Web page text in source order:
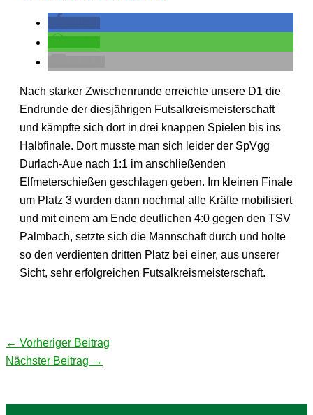
Nach starker Zwischenrunde erreichte unsere D1 die
Endrunde der diesjährigen Futsalkreismeisterschaft
und kämpfte sich dort in drei knappen Spielen bis ins
Halbfinale. Dort musste man sich leider der SpVgg
Durlach-Aue nach 1:1 im anschließenden
Elfmeterschießen geschlagen geben. Im kleinen Finale
um Platz 3 wurden dann nochmal alle Kräfte mobilisiert
und mit einem am Ende deutlichen 4:0 gegen den TSV
Palmbach, setzte sich die Mannschaft durch und holte
so den verdienten dritten Platz bei einer, aus unserer
Sicht, sehr erfolgreichen Futsalkreismeisterschaft.
← Vorheriger Beitrag
Nächster Beitrag →